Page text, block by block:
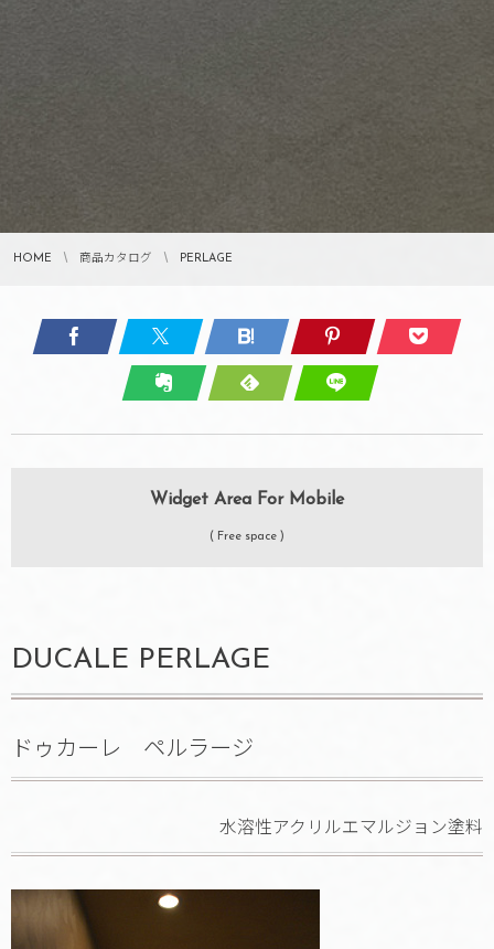
HOME 商品カタログ PERLAGE
Widget Area For Mobile
( Free space )
DUCALE PERLAGE
ドゥカーレ ペルラージ
水溶性アクリルエマルジョン塗料